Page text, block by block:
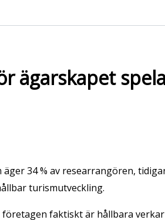
ägarskapet
34 % av researrangören,
turismutveckling.
faktiskt är hållbara